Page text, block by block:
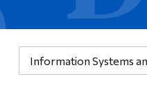
Information Systems